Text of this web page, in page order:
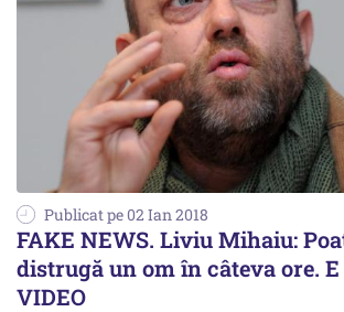
Publicat pe 02 Ian 2018
FAKE NEWS. Liviu Mihaiu:
distrugă un om în câteva ore.
VIDEO